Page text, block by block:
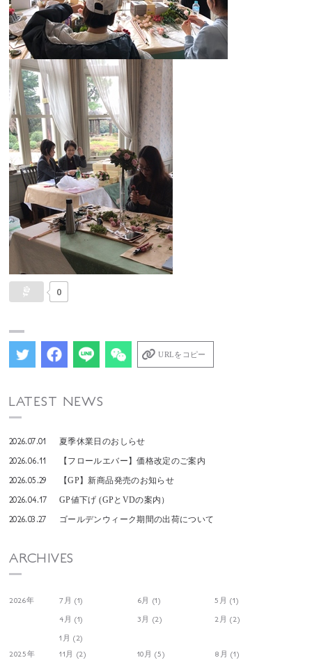
0
URLをコピー
LATEST NEWS
2026.07.01 夏季休業日のおしらせ
2026.06.11 【フロールエバー】価格改定のご案内
2026.05.29 【GP】新商品発売のお知らせ
2026.04.17 GP値下げ (GPとVDの案内）
2026.03.27 ゴールデンウィーク期間の出荷について
ARCHIVES
2026年 7月 (1) 6月 (1)
5月 (1)
4月 (1)
3月 (2)
2月 (2)
1月 (2)
2025年
11月 (2) 10月 (5)
8月 (1)